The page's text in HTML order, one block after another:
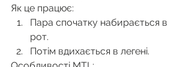
Як це працює:
Пара спочатку набирається в
рот.
Потім вдихається в легені.